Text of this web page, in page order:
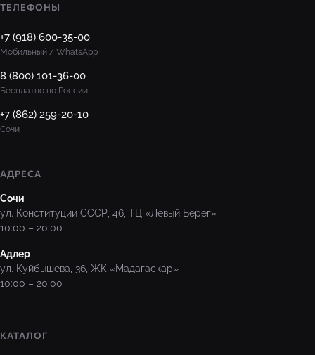
ТЕЛЕФОНЫ
+7 (918) 600-35-00
Мобильный / WhatsApp
8 (800) 101-36-00
Бесплатно по России
+7 (862) 259-20-10
Сочи
АДРЕСА
Сочи
ул. Конституции СССР, 46, ТЦ «Левый Берег»
10:00 – 20:00
Адлер
ул. Куйбышева, 36, ЖК «Мадагаскар»
10:00 – 20:00
КАТАЛОГ